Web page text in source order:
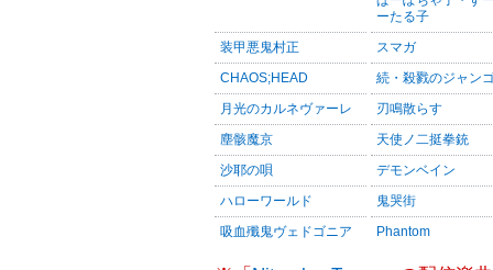
ーたる子
装甲悪鬼村正 スマガ
CHAOS;HEAD 続・殺戮のジャン
月光のカルネヴァーレ 刃鳴散らす
塵骸魔京 天使ノ二挺拳銃
沙耶の唄 デモンベイン
ハローワールド 鬼哭街
吸血殲鬼ヴェドゴニア Phantom